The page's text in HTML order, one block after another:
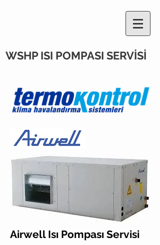
WSHP ISI POMPASI SERVİSİ
Airwell Isı Pompası Servisi